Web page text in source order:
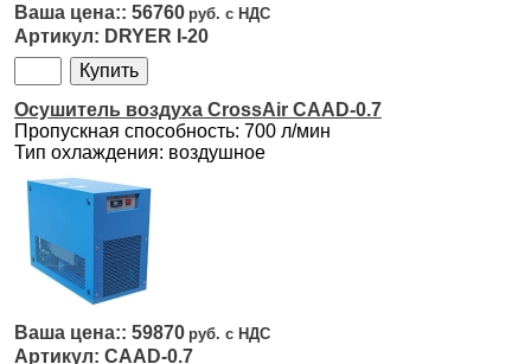
56760
DRYER I-20
Осушитель воздуха CrossAir CAAD-0.7
Пропускная способность: 700 л/мин
Тип охлаждения: воздушное
59870
CAAD-0.7